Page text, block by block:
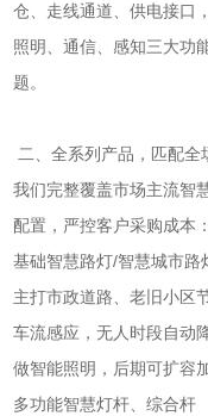
仓、走线通道、供电接口
照明、通信、感知三大功
题。
二、全系列产品，匹配全
我们完整覆盖市场主流智
配置，严控客户采购成本：
基础智慧路灯/智慧城市路
主打市政道路、老旧小区
车流感应，无人时段自动
做智能照明，后期可扩容
多功能智慧灯杆、综合杆